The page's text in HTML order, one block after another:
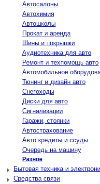
Автосалоны
Автохимия
Автошколы
Прокат и аренда
Шины и покрышки
Аудиотехника для авто
Ремонт и техпомощь авто
Автомобильное
Тюнинг и дизайн авто
Снегоходы
Диски для авто
Сигнализации
Гаражи, стоянки
Автострахование
Авто кредиты и ссуды
Очередь на машину
Разное
Бытовая техника и
Средства связи